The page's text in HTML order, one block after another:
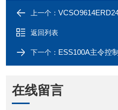
上一个：
返回列表
下一个： ESS100A主令控
在线留言